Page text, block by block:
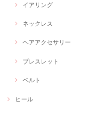
イアリング
ネックレス
ヘアアクセサリー
ブレスレット
ベルト
ヒール